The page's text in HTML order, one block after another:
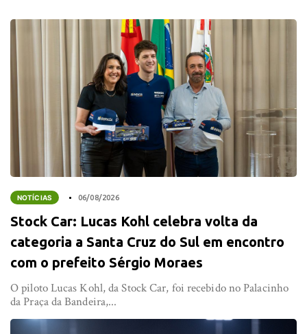
NOTÍCIAS 06/08/2026
Stock Car: Lucas Kohl celebra volta da
categoria a Santa Cruz do Sul em encontro
com o prefeito Sérgio Moraes
O piloto Lucas Kohl, da Stock Car, foi recebido no Palacinho
da Praça da Bandeira,...